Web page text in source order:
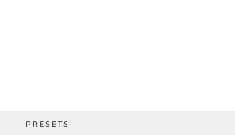
PRESETS